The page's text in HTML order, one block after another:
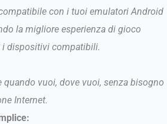
con i tuoi emulatori Android
la migliore esperienza di gioco
dispositivi compatibili.
quando vuoi, dove vuoi, senza bisogno
Internet.